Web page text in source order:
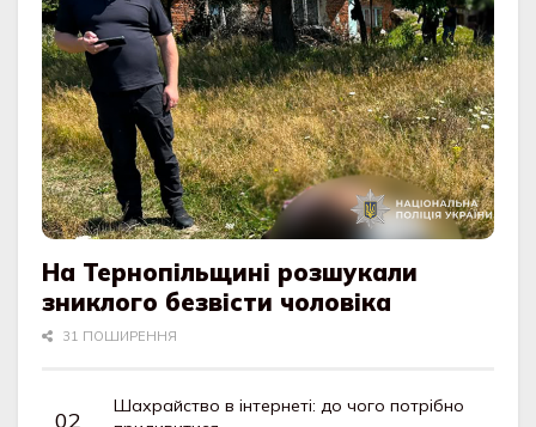
На Тернопільщині розшукали
зниклого безвісти чоловіка
31 ПОШИРЕННЯ
Шахрайство в інтернеті: до чого потрібно